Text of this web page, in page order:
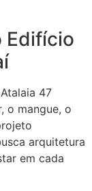
Edifício
47
o mangue, o
arquitetura
em cada